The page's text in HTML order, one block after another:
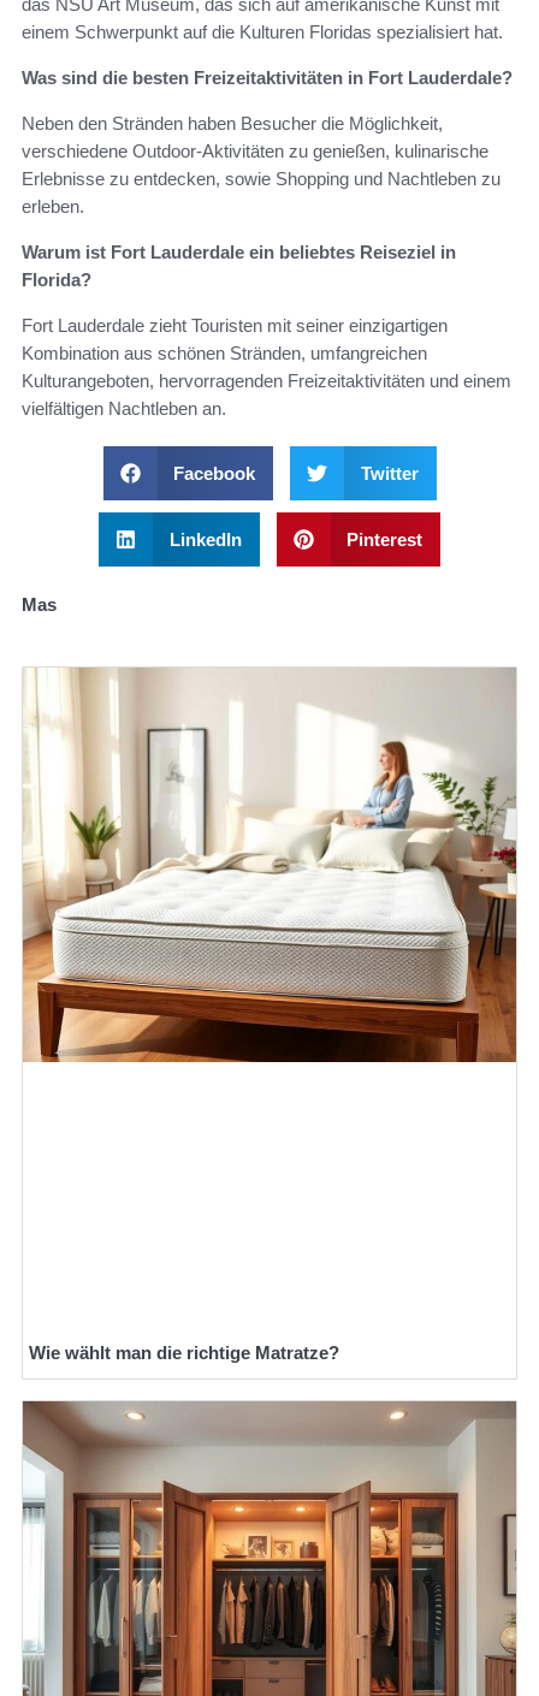
das NSU Art Museum, das sich auf amerikanische Kunst mit
einem Schwerpunkt auf die Kulturen Floridas spezialisiert hat.
Was sind die besten Freizeitaktivitäten in Fort Lauderdale?
Neben den Stränden haben Besucher die Möglichkeit,
verschiedene Outdoor-Aktivitäten zu genießen, kulinarische
Erlebnisse zu entdecken, sowie Shopping und Nachtleben zu
erleben.
Warum ist Fort Lauderdale ein beliebtes Reiseziel in
Florida?
Fort Lauderdale zieht Touristen mit seiner einzigartigen
Kombination aus schönen Stränden, umfangreichen
Kulturangeboten, hervorragenden Freizeitaktivitäten und einem
vielfältigen Nachtleben an.
Facebook Twitter
LinkedIn Pinterest
Mas
Wie wählt man die richtige Matratze?